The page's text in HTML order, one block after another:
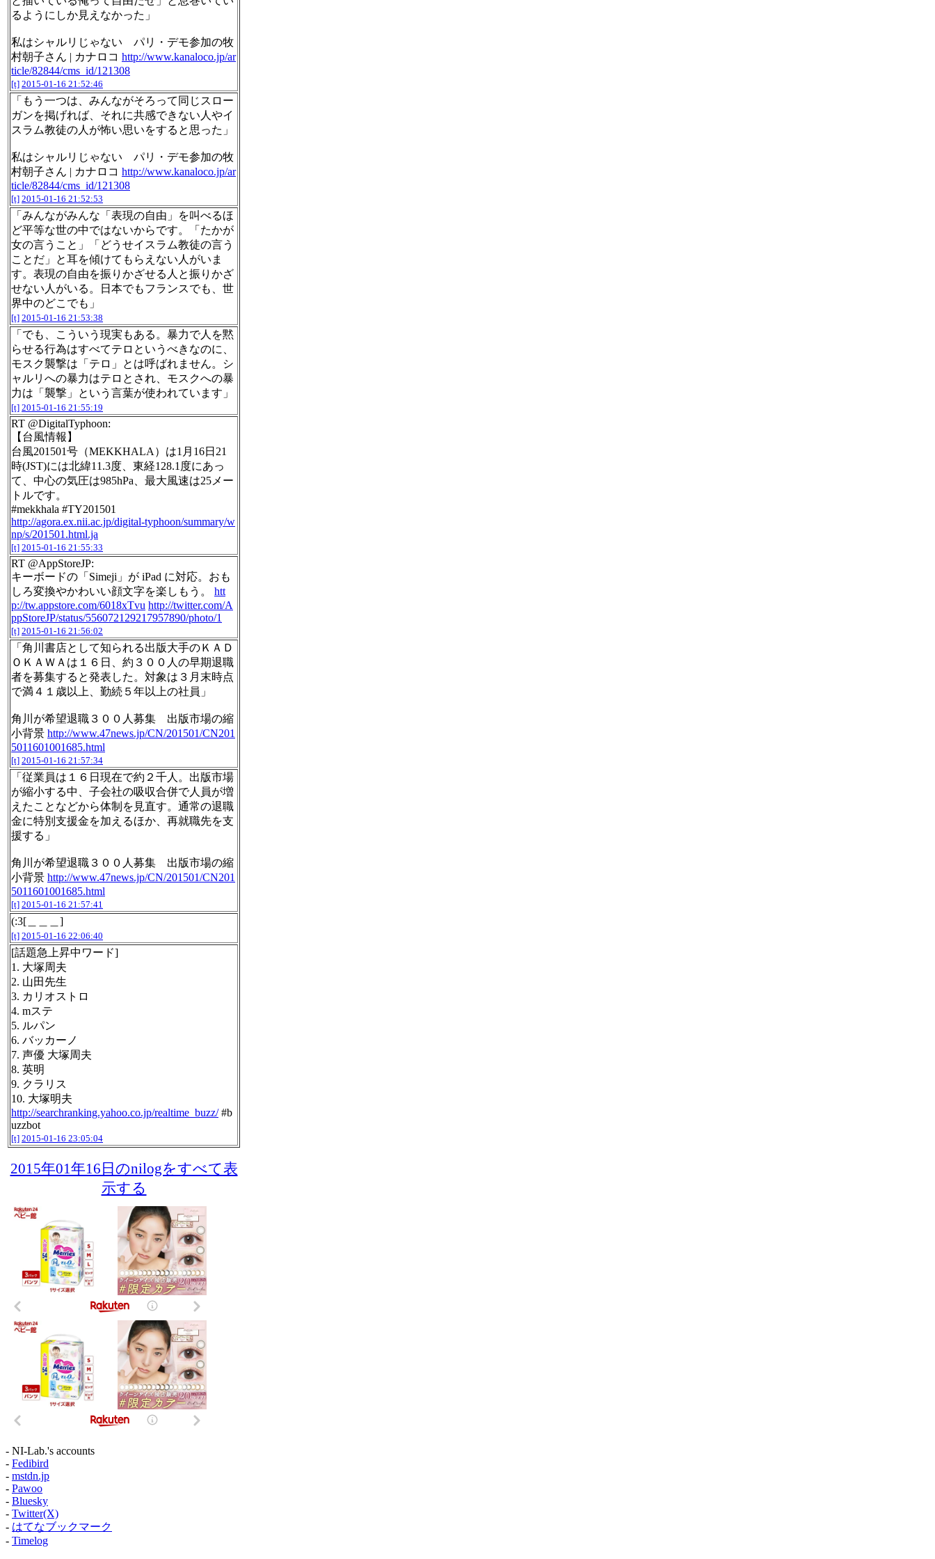
るようにしか見えなかった」
私はシャルリじゃない パリ・デモ参加の牧
村朝子さん | カナロコ http://www.kanaloco.jp/ar
ticle/82844/cms_id/121308
[t] 2015-01-16 21:52:46
「もう一つは、みんながそろって同じスロー
ガンを掲げれば、それに共感できない人やイ
スラム教徒の人が怖い思いをすると思った」
私はシャルリじゃない パリ・デモ参加の牧
村朝子さん | カナロコ http://www.kanaloco.jp/ar
ticle/82844/cms_id/121308
[t] 2015-01-16 21:52:53
「みんながみんな「表現の自由」を叫べるほ
ど平等な世の中ではないからです。「たかが
女の言うこと」「どうせイスラム教徒の言う
ことだ」と耳を傾けてもらえない人がいま
す。表現の自由を振りかざせる人と振りかざ
せない人がいる。日本でもフランスでも、世
界中のどこでも」
[t] 2015-01-16 21:53:38
「でも、こういう現実もある。暴力で人を黙
らせる行為はすべてテロというべきなのに、
モスク襲撃は「テロ」とは呼ばれません。シ
ャルリへの暴力はテロとされ、モスクへの暴
力は「襲撃」という言葉が使われています」
[t] 2015-01-16 21:55:19
RT @DigitalTyphoon:
【台風情報】
台風201501号（MEKKHALA）は1月16日21
時(JST)には北緯11.3度、東経128.1度にあっ
て、中心の気圧は985hPa、最大風速は25メー
トルです。
#mekkhala #TY201501
http://agora.ex.nii.ac.jp/digital-typhoon/summary/w
np/s/201501.html.ja
[t] 2015-01-16 21:55:33
RT @AppStoreJP:
キーボードの「Simeji」が iPad に対応。おも
しろ変換やかわいい顔文字を楽しもう。 htt
p://tw.appstore.com/6018xTvu http://twitter.com/A
ppStoreJP/status/556072129217957890/photo/1
[t] 2015-01-16 21:56:02
「角川書店として知られる出版大手のＫＡＤ
ＯＫＡＷＡは１６日、約３００人の早期退職
者を募集すると発表した。対象は３月末時点
で満４１歳以上、勤続５年以上の社員」
角川が希望退職３００人募集 出版市場の縮
小背景 http://www.47news.jp/CN/201501/CN201
5011601001685.html
[t] 2015-01-16 21:57:34
「従業員は１６日現在で約２千人。出版市場
が縮小する中、子会社の吸収合併で人員が増
えたことなどから体制を見直す。通常の退職
金に特別支援金を加えるほか、再就職先を支
援する」
角川が希望退職３００人募集 出版市場の縮
小背景 http://www.47news.jp/CN/201501/CN201
5011601001685.html
[t] 2015-01-16 21:57:41
(:3[＿＿＿]
[t] 2015-01-16 22:06:40
[話題急上昇中ワード]
1. 大塚周夫
2. 山田先生
3. カリオストロ
4. mステ
5. ルパン
6. バッカーノ
7. 声優 大塚周夫
8. 英明
9. クラリス
10. 大塚明夫
http://searchranking.yahoo.co.jp/realtime_buzz/#b
uzzbot
[t] 2015-01-16 23:05:04
2015年01年16日のnilogをすべて表
示する
- NI-Lab.'s accounts
- Fedibird
- mstdn.jp
- Pawoo
- Bluesky
- Twitter(X)
- はてなブックマーク
- Timelog